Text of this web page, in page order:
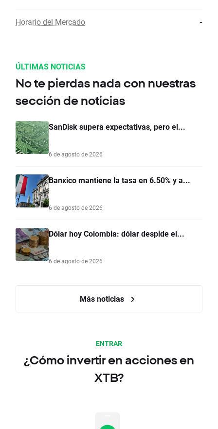
Horario del Mercado -
ÚLTIMAS NOTICIAS
No te pierdas nada con nuestras
sección de noticias
SanDisk supera expectativas, pero el...
6 de agosto de 2026
Banxico mantiene la tasa en 6.50% y a...
6 de agosto de 2026
Dólar hoy Colombia: dólar despide el...
6 de agosto de 2026
Más noticias
ENTRAR
¿Cómo invertir en acciones en
XTB?